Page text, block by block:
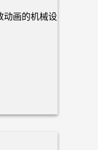
动画的机械设